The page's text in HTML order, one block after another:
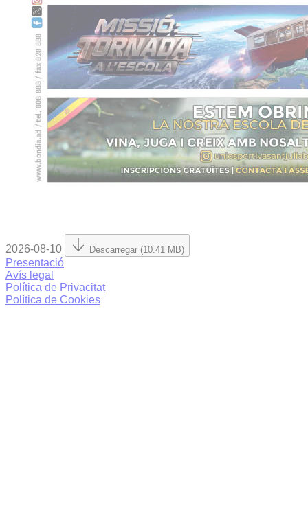
2026-08-10 Descarregar (10.41 MB)
Presentació
Avís legal
Política de Privacitat
Política de Cookies